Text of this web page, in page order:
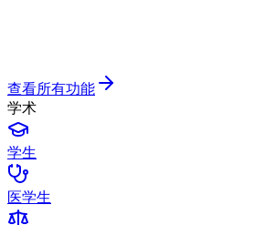
查看所有功能
学术
学生
医学生